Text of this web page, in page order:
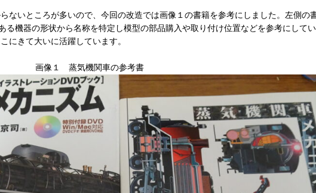
ないところが多いので、今回の改造では画像１の書籍を参考にしました。左側の
る機器の形状から名称を特定し模型の部品購入や取り付け位置などを参考にして
にきて大いに活躍しています。
画像１ 蒸気機関車の参考書